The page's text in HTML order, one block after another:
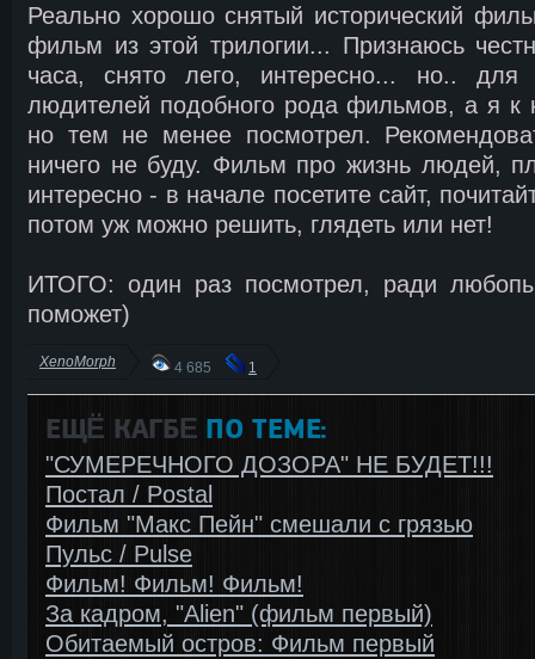
Реально хорошо снятый исторический
фильм из этой трилогии... Признаюсь
часа, снято лего, интересно... но.. для
людителей подобного рода фильмов, а я к
но тем не менее посмотрел.
ничего не буду. Фильм про жизнь людей,
интересно - в начале посетите сайт,
потом уж можно решить, глядеть или нет!
ИТОГО: один раз посмотрел, ради
поможет)
XenoMorph 4 685 1
ЕЩЁ КАГБΕ ПО ТЕМЕ:
"СУМЕРЕЧНОГО ДОЗОРА" НЕ БУДЕТ!!!
Постал / Postal
Фильм "Макс Пейн" смешали с грязью
Пульс / Pulse
Фильм! Фильм! Фильм!
За кадром, "Alien" (фильм первый)
Обитаемый остров: Фильм первый